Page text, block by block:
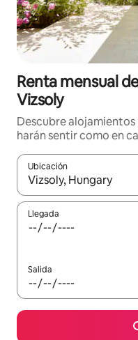
Renta mensual
Vizsoly
Descubre
harán sentir como en
Ubicación
Cuando los resultados
Llegada
Salida